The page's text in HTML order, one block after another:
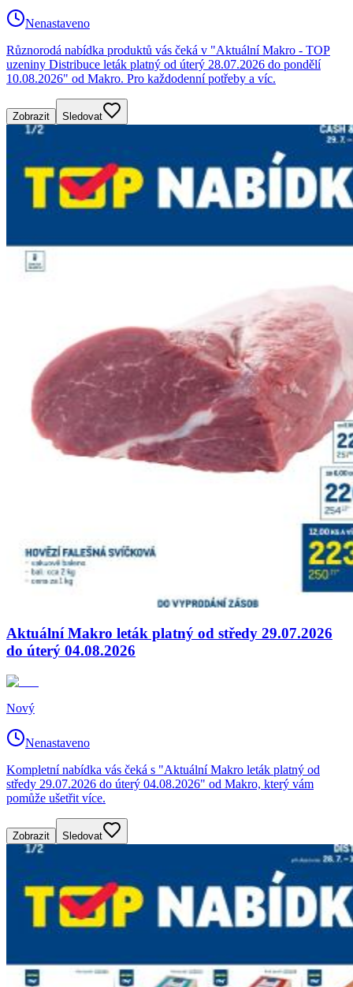
Nenastaveno
Různorodá nabídka produktů vás čeká v "Aktuální Makro - TOP
uzeniny Distribuce leták platný od úterý 28.07.2026 do pondělí
10.08.2026" od Makro. Pro každodenní potřeby a víc.
Zobrazit Sledovat
Aktuální Makro leták platný od středy 29.07.2026
do úterý 04.08.2026
Nový
Nenastaveno
Kompletní nabídka vás čeká s "Aktuální Makro leták platný od
středy 29.07.2026 do úterý 04.08.2026" od Makro, který vám
pomůže ušetřit více.
Zobrazit Sledovat